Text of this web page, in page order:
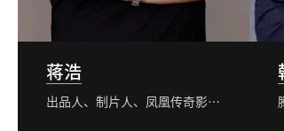
蒋浩
出品人、制片人、凤凰传奇影业总裁